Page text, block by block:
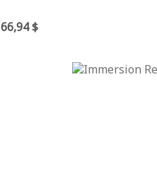
Prix
66,94 $